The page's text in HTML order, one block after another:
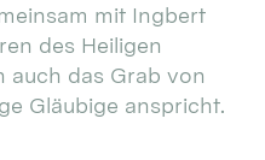
mit Ingbert
des Heiligen
auch das Grab von
Gläubige anspricht.